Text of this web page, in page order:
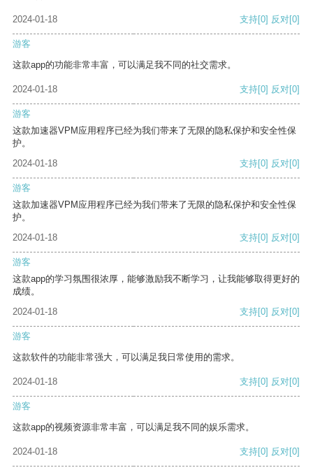
2024-01-18 支持[0] 反对[0]
游客
这款app的功能非常丰富，可以满足我不同的社交需求。
2024-01-18 支持[0] 反对[0]
游客
这款加速器VPM应用程序已经为我们带来了无限的隐私保护和安全性保
护。
2024-01-18
支持[0] 反对[0]
游客
这款加速器VPM应用程序已经为我们带来了无限的隐私保护和安全性保
护。
2024-01-18
支持[0] 反对[0]
游客
这款app的学习氛围很浓厚，能够激励我不断学习，让我能够取得更好的
成绩。
2024-01-18
支持[0] 反对[0]
游客
这款软件的功能非常强大，可以满足我日常使用的需求。
2024-01-18 支持[0] 反对[0]
游客
这款app的视频资源非常丰富，可以满足我不同的娱乐需求。
2024-01-18 支持[0] 反对[0]